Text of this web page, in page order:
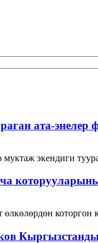
ата-энелер
муктаж экендиги
которгон